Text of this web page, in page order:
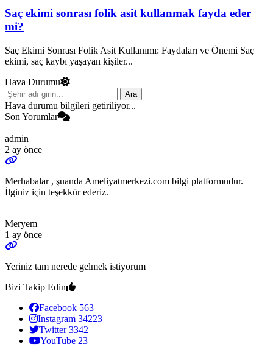
Saç ekimi sonrası folik asit kullanmak fayda eder
mi?
Saç Ekimi Sonrası Folik Asit Kullanımı: Faydaları ve Önemi Saç
ekimi, saç kaybı yaşayan kişiler...
Hava Durumu
Ara
Hava durumu bilgileri getiriliyor...
Son Yorumlar
admin
2 ay önce
Merhabalar , şuanda Ameliyatmerkezi.com bilgi platformudur.
İlginiz için teşekkür ederiz.
Meryem
1 ay önce
Yeriniz tam nerede gelmek istiyorum
Bizi Takip Edin
Facebook 563
Instagram 34223
Twitter 3342
YouTube 23